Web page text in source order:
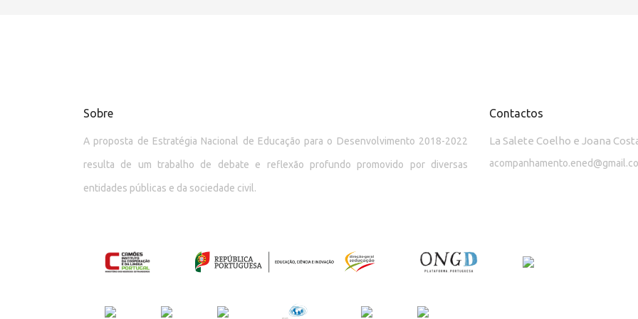
Sobre
A proposta de Estratégia Nacional de Educação para o Desenvolvimento 2018-2022
resulta de um trabalho de debate e reflexão profundo promovido por diversas
entidades públicas e da sociedade civil.
Contactos
La Salete Coelho e Joana